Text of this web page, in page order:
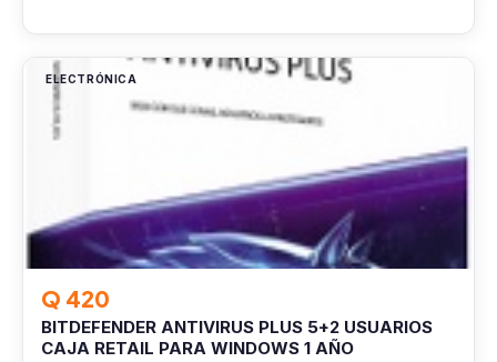
ELECTRÓNICA
Q 420
BITDEFENDER ANTIVIRUS PLUS 5+2 USUARIOS
CAJA RETAIL PARA WINDOWS 1 AÑO